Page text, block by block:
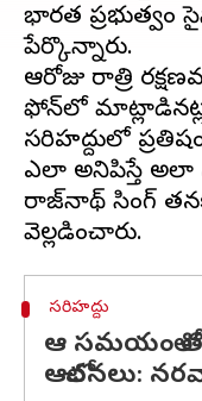
భారత ప్రభుత్వం
పేర్కొన్నారు.
ఆరోజు రాత్రి
ఫోన్‌లో
సరిహద్దులో
ఎలా అనిపిస్తే అలా
రాజ్‌నాథ్ సింగ్
సరిహద్దు
ఆ సమయంలో
ఆలోచనలు: